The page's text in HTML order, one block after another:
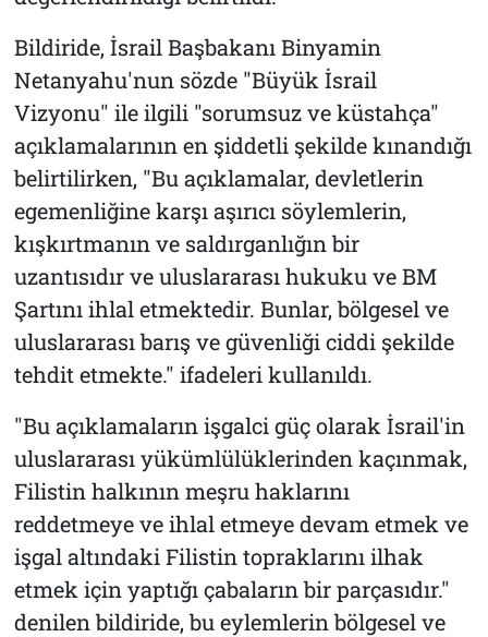
Bildiride, İsrail Başbakanı Binyamin
Netanyahu'nun sözde "Büyük İsrail
Vizyonu" ile ilgili "sorumsuz ve küstahça"
açıklamalarının en şiddetli şekilde kınandığı
belirtilirken, "Bu açıklamalar, devletlerin
egemenliğine karşı aşırıcı söylemlerin,
kışkırtmanın ve saldırganlığın bir
uzantısıdır ve uluslararası hukuku ve BM
Şartını ihlal etmektedir. Bunlar, bölgesel ve
uluslararası barış ve güvenliği ciddi şekilde
tehdit etmekte." ifadeleri kullanıldı.
"Bu açıklamaların işgalci güç olarak İsrail'in
uluslararası yükümlülüklerinden kaçınmak,
Filistin halkının meşru haklarını
reddetmeye ve ihlal etmeye devam etmek ve
işgal altındaki Filistin topraklarını ilhak
etmek için yaptığı çabaların bir parçasıdır."
denilen bildiride, bu eylemlerin bölgesel ve